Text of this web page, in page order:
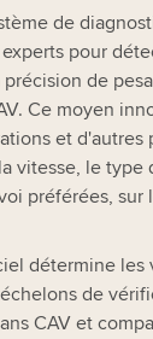
de
pour
de
Ce moyen
et d'autres
vitesse, le type
préférées, sur
détermine les
de
CAV et